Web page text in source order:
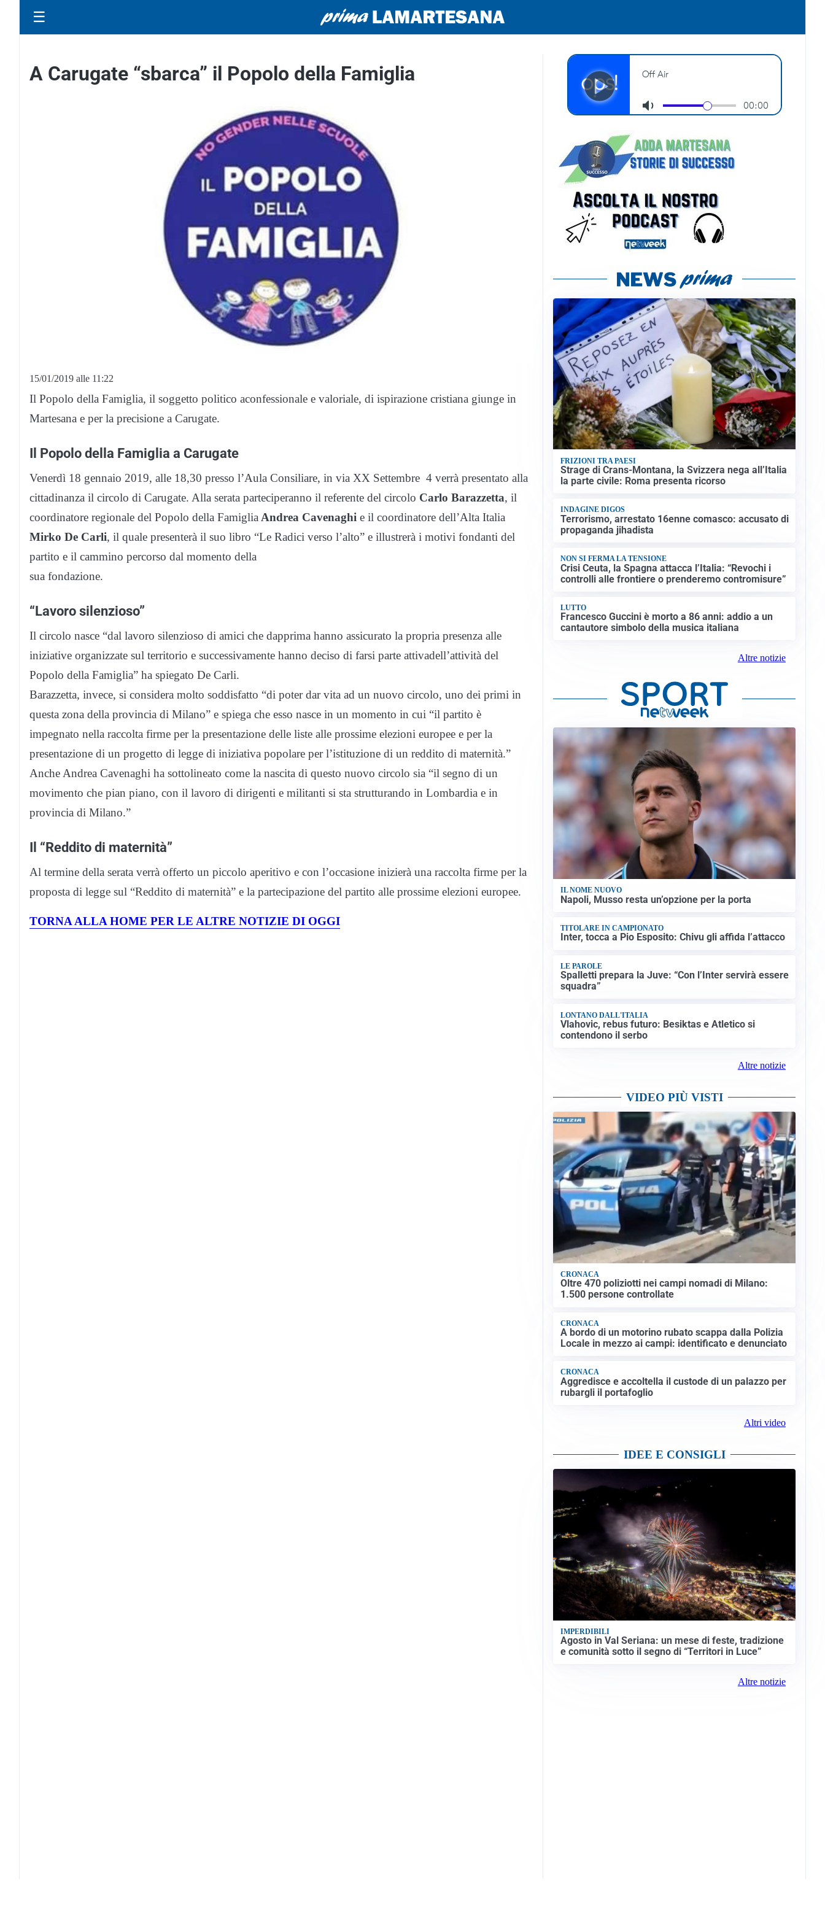
☰
A Carugate “sbarca” il Popolo della Famiglia
15/01/2019 alle 11:22
Il Popolo della Famiglia, il soggetto politico aconfessionale e valoriale, di ispirazione cristiana giunge in
Martesana e per la precisione a Carugate.
Il Popolo della Famiglia a Carugate
Venerdì 18 gennaio 2019, alle 18,30 presso l’Aula Consiliare, in via XX Settembre 4 verrà presentato alla
cittadinanza il circolo di Carugate. Alla serata parteciperanno il referente del circolo Carlo Barazzetta, il
coordinatore regionale del Popolo della Famiglia Andrea Cavenaghi e il coordinatore dell’Alta Italia
Mirko De Carli, il quale presenterà il suo libro “Le Radici verso l’alto” e illustrerà i motivi fondanti del
partito e il cammino percorso dal momento della
sua fondazione.
“Lavoro silenzioso”
Il circolo nasce “dal lavoro silenzioso di amici che dapprima hanno assicurato la propria presenza alle
iniziative organizzate sul territorio e successivamente hanno deciso di farsi parte attivadell’attività del
Popolo della Famiglia” ha spiegato De Carli.
Barazzetta, invece, si considera molto soddisfatto “di poter dar vita ad un nuovo circolo, uno dei primi in
questa zona della provincia di Milano” e spiega che esso nasce in un momento in cui “il partito è
impegnato nella raccolta firme per la presentazione delle liste alle prossime elezioni europee e per la
presentazione di un progetto di legge di iniziativa popolare per l’istituzione di un reddito di maternità.”
Anche Andrea Cavenaghi ha sottolineato come la nascita di questo nuovo circolo sia “il segno di un
movimento che pian piano, con il lavoro di dirigenti e militanti si sta strutturando in Lombardia e in
provincia di Milano.”
Il “Reddito di maternità”
Al termine della serata verrà offerto un piccolo aperitivo e con l’occasione inizierà una raccolta firme per la
proposta di legge sul “Reddito di maternità” e la partecipazione del partito alle prossime elezioni europee.
TORNA ALLA HOME PER LE ALTRE NOTIZIE DI OGGI
FRIZIONI TRA PAESI
Strage di Crans-Montana, la Svizzera nega all’Italia
la parte civile: Roma presenta ricorso
INDAGINE DIGOS
Terrorismo, arrestato 16enne comasco: accusato di
propaganda jihadista
NON SI FERMA LA TENSIONE
Crisi Ceuta, la Spagna attacca l’Italia: “Revochi i
controlli alle frontiere o prenderemo contromisure”
LUTTO
Francesco Guccini è morto a 86 anni: addio a un
cantautore simbolo della musica italiana
Altre notizie
IL NOME NUOVO
Napoli, Musso resta un’opzione per la porta
TITOLARE IN CAMPIONATO
Inter, tocca a Pio Esposito: Chivu gli affida l’attacco
LE PAROLE
Spalletti prepara la Juve: “Con l’Inter servirà essere
squadra”
LONTANO DALL'ITALIA
Vlahovic, rebus futuro: Besiktas e Atletico si
contendono il serbo
Altre notizie
VIDEO PIÙ VISTI
CRONACA
Oltre 470 poliziotti nei campi nomadi di Milano:
1.500 persone controllate
CRONACA
A bordo di un motorino rubato scappa dalla Polizia
Locale in mezzo ai campi: identificato e denunciato
CRONACA
Aggredisce e accoltella il custode di un palazzo per
rubargli il portafoglio
Altri video
IDEE E CONSIGLI
IMPERDIBILI
Agosto in Val Seriana: un mese di feste, tradizione
e comunità sotto il segno di “Territori in Luce”
Altre notizie